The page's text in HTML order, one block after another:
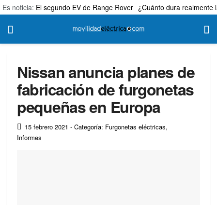
Es noticia: El segundo EV de Range Rover ¿Cuánto dura realmente
Nissan anuncia planes de
fabricación de furgonetas
pequeñas en Europa
15 febrero 2021 - Categoría: Furgonetas eléctricas,
Informes